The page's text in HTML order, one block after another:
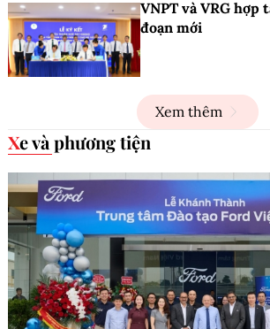
VNPT và VRG hợp
đoạn mới
Xem thêm
Xe và phương tiện